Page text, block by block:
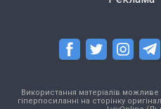
Використання матеріалів
гіперпосиланні на сторінку